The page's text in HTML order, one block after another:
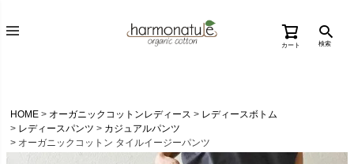
カート 検索
HOME オーガニックコットンレディース
レディースボトム
レディースパンツ
カジュアルパンツ
オーガニックコットン タイルイージーパンツ